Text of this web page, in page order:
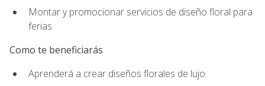
Montar y promocionar servicios de diseño floral para
ferias
Como te beneficiarás
Aprenderá a crear diseños florales de lujo